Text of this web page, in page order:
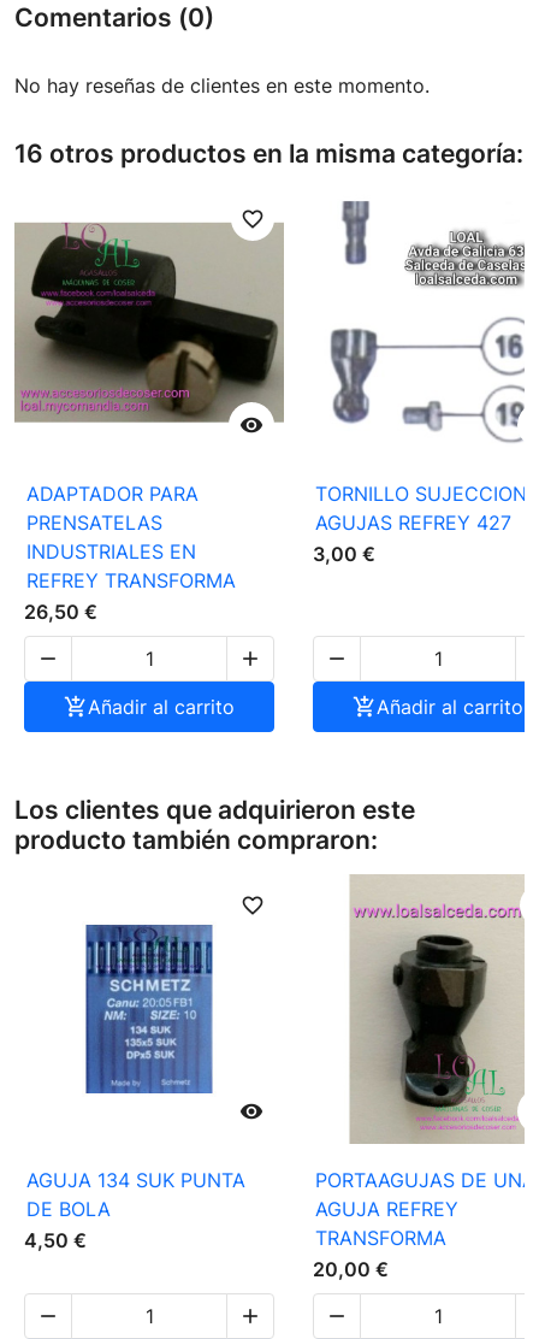
Comentarios (0)
No hay reseñas de clientes en este momento.
16 otros productos en la misma categoría:

favorite_border
ADAPTADOR PARA
PRENSATELAS
INDUSTRIALES EN
REFREY TRANSFORMA
26,50 €


Añadir al carrito
TORNILLO SUJECCION
AGUJAS REFREY 427
3,00 €

Añadir al carrito
Los clientes que adquirieron este
producto también compraron:

favorite_border
AGUJA 134 SUK PUNTA
DE BOLA
4,50 €


PORTAAGUJAS DE UNA
AGUJA REFREY
TRANSFORMA
20,00 €
